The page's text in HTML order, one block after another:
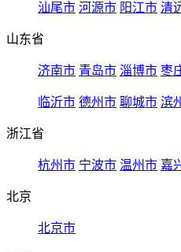
汕尾市 河源市 阳江市 清
山东省
济南市 青岛市 淄博市 枣
临沂市 德州市 聊城市 滨
浙江省
杭州市 宁波市 温州市 嘉
北京
北京市